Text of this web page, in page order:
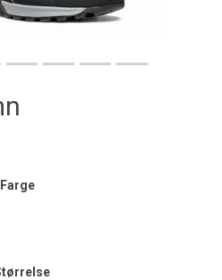
Farge